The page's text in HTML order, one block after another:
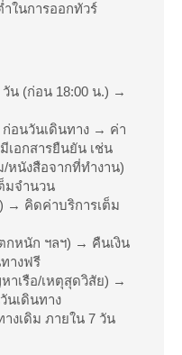
ในการออกทัวร์
วัน (ก่อน 18:00 น.) →
ก่อนวันเดินทาง → ค่า
เอกสารยืนยัน เช่น
หนังสือจากที่ทำงาน)
มจำนวน
→ คิดค่าบริการเต็ม
กหนัก ฯลฯ) → คืนเงิน
างฟรี
เรือ/เหตุสุดวิสัย) →
นเดินทาง
งเดิม ภายใน 7 วัน